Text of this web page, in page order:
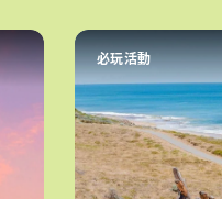
必玩活動